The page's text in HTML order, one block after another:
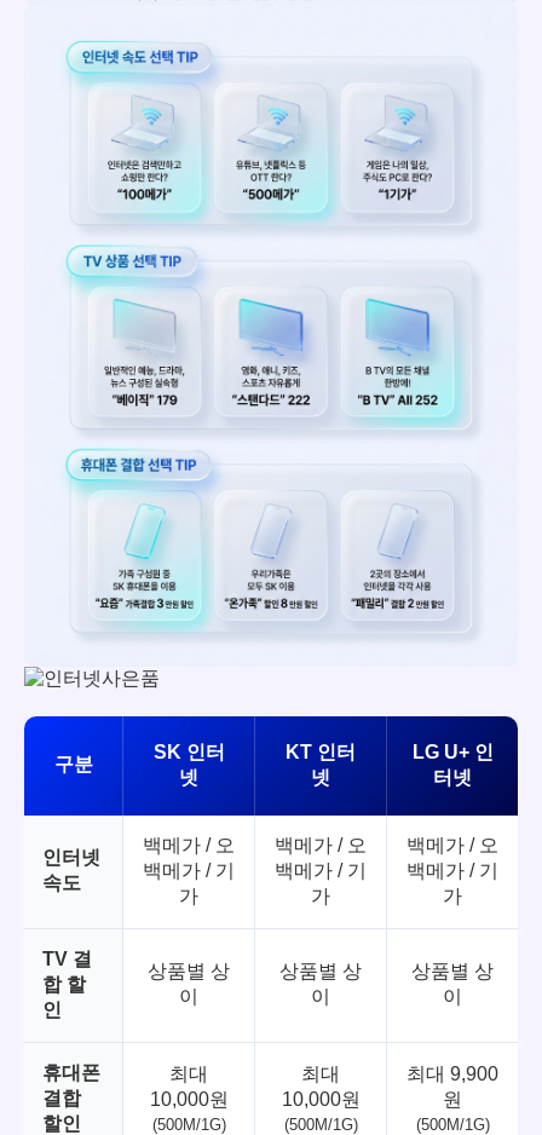
구분
SK 인터
넷
KT 인터
넷
LG U+ 인
터넷
인터넷
속도
백메가 / 오
백메가 / 기
가
백메가 / 오
백메가 / 기
가
백메가 / 오
백메가 / 기
가
TV 결
합 할
인
상품별 상
이
상품별 상
이
상품별 상
이
휴대폰
결합
할인
최대
10,000원
(500M/1G)
최대
10,000원
(500M/1G)
최대 9,900
원
(500M/1G)